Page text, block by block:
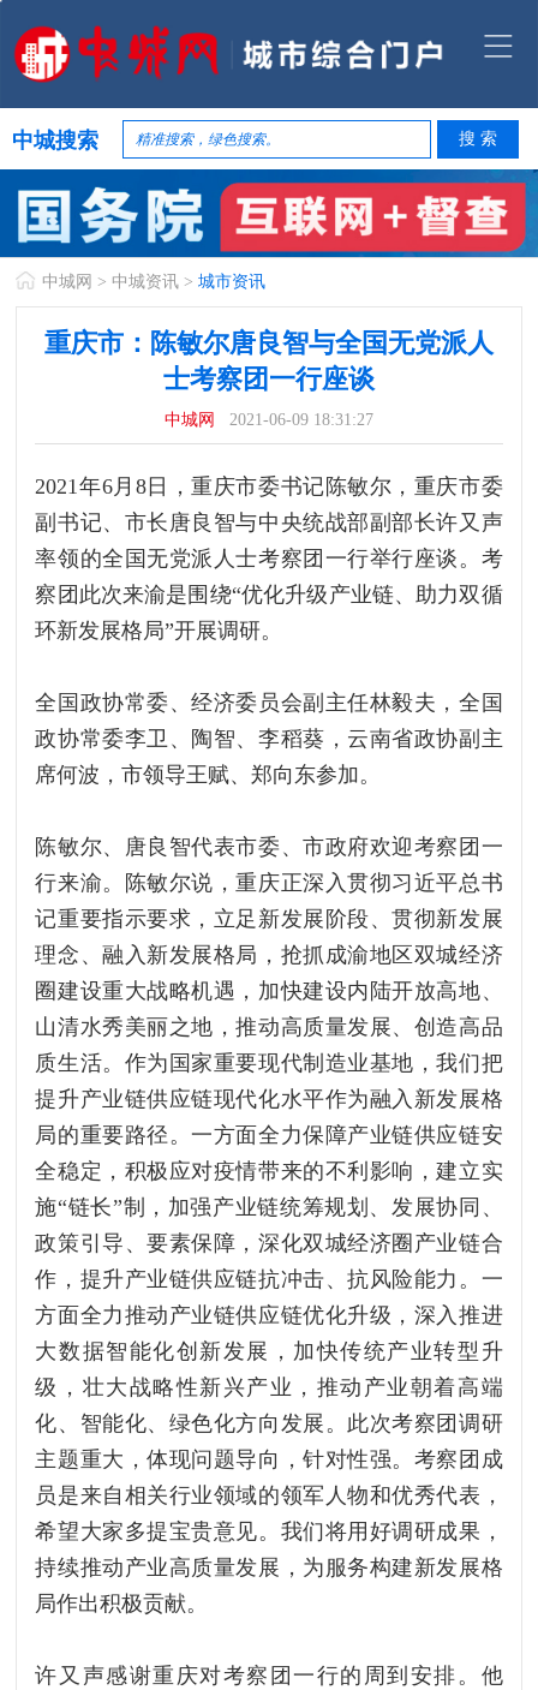
中城搜索
中城网 > 中城资讯 >城市资讯
重庆市：陈敏尔唐良智与全国无党派人
士考察团一行座谈
中城网 2021-06-09 18:31:27
2021年6月8日，重庆市委书记陈敏尔，重庆市委
副书记、市长唐良智与中央统战部副部长许又声
率领的全国无党派人士考察团一行举行座谈。考
察团此次来渝是围绕“优化升级产业链、助力双循
环新发展格局”开展调研。
全国政协常委、经济委员会副主任林毅夫，全国
政协常委李卫、陶智、李稻葵，云南省政协副主
席何波，市领导王赋、郑向东参加。
陈敏尔、唐良智代表市委、市政府欢迎考察团一
行来渝。陈敏尔说，重庆正深入贯彻习近平总书
记重要指示要求，立足新发展阶段、贯彻新发展
理念、融入新发展格局，抢抓成渝地区双城经济
圈建设重大战略机遇，加快建设内陆开放高地、
山清水秀美丽之地，推动高质量发展、创造高品
质生活。作为国家重要现代制造业基地，我们把
提升产业链供应链现代化水平作为融入新发展格
局的重要路径。一方面全力保障产业链供应链安
全稳定，积极应对疫情带来的不利影响，建立实
施“链长”制，加强产业链统筹规划、发展协同、
政策引导、要素保障，深化双城经济圈产业链合
作，提升产业链供应链抗冲击、抗风险能力。一
方面全力推动产业链供应链优化升级，深入推进
大数据智能化创新发展，加快传统产业转型升
级，壮大战略性新兴产业，推动产业朝着高端
化、智能化、绿色化方向发展。此次考察团调研
主题重大，体现问题导向，针对性强。考察团成
员是来自相关行业领域的领军人物和优秀代表，
希望大家多提宝贵意见。我们将用好调研成果，
持续推动产业高质量发展，为服务构建新发展格
局作出积极贡献。
许又声感谢重庆对考察团一行的周到安排。他